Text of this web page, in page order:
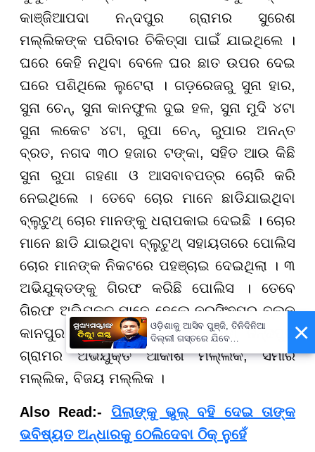
କାଞ୍ଜିଆପଦା ନନ୍ଦପୁର ଗ୍ରାମର ସୁରେଶ
ମଲ୍ଲିକଙ୍କ ପରିବାର ଚିକିତ୍ସା ପାଇଁ ଯାଇଥିଲେ ।
ଘରେ କେହି ନଥିବା ବେଳେ ଘର ଛାତ ଉପର ଦେଇ
ଘରେ ପଶିଥିଲେ ଲୁଟେରା । ଗଡ଼ରେଜରୁ ସୁନା ହାର,
ସୁନା ଚେନ୍, ସୁନା କାନଫୁଲ ଦୁଇ ହଳ, ସୁନା ମୁଦି ୪ଟା
ସୁନା ଲକେଟ ୪ଟା, ରୁପା ଚେନ୍, ରୁପାର ଅନନ୍ତ
ବ୍ରତ, ନଗଦ ୩୦ ହଜାର ଟଙ୍କା, ସହିତ ଆଉ କିଛି
ସୁନା ରୁପା ଗହଣା ଓ ଆସବାବପତ୍ର ଚୋରି କରି
ନେଇଥିଲେ । ତେବେ ଚୋର ମାନେ ଛାଡିଯାଇଥିବା
ବ୍ଲୁଟୁଥ୍ ଚୋର ମାନଙ୍କୁ ଧରାପକାଇ ଦେଇଛି । ଚୋର
ମାନେ ଛାଡି ଯାଇଥିବା ବ୍ଲୁଟୁଥ୍ ସହାୟତାରେ ପୋଲିସ
ଚୋର ମାନଙ୍କ ନିକଟରେ ପହଞ୍ଚାଇ ଦେଇଥିଲା । ୩
ଅଭିଯୁକ୍ତଙ୍କୁ ଗିରଫ କରିଛି ପୋଲିସ । ତେବେ
ଗିରଫ ଅଭିଯୁକ୍ତ ମାନେ ହେଲେ ନରସିଂହପୁର ବ୍ଲକ
କାନପୁର ଥାନା ଅନ୍ତର୍ଗତ କାଞ୍ଜିଆପଦା ନନ୍ଦପୁର
ଗ୍ରାମର ଅଭିଯୁକ୍ତ ଆକାଶ ମଲ୍ଲିକ, ସମୀର
ମଲ୍ଲିକ, ବିଜୟ ମଲ୍ଲିକ ।
Also Read:- ପିଲାଙ୍କୁ ଭୁଲ୍ ବହି ଦେଇ ତାଙ୍କ
ଭବିଷ୍ୟତ ଅନ୍ଧାରକୁ ଠେଲିଦେବା ଠିକ୍ ନୁହେଁ
×
ଓଡ଼ିଶାକୁ ଆସିବ ପୁଞ୍ଜି, ତିନିଦିନିଆ
ଦିଲ୍ଲୀ ଗସ୍ତରେ ଯିବେ
ମୁଖ୍ୟମନ୍ତ୍ରୀ ମୋହନ ମାଝୀ